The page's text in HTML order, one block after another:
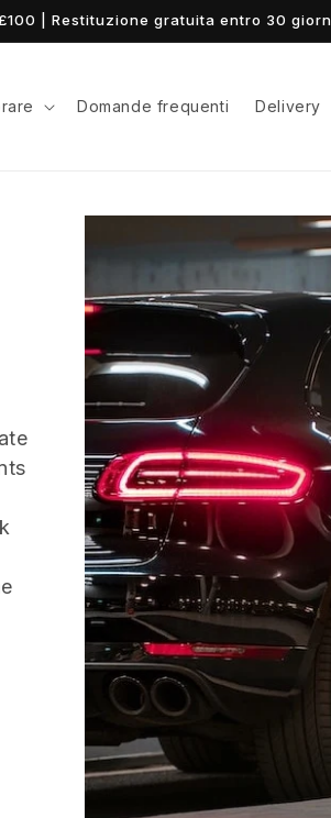
| Restituzione gratuita entro 30
Domande frequenti Delivery